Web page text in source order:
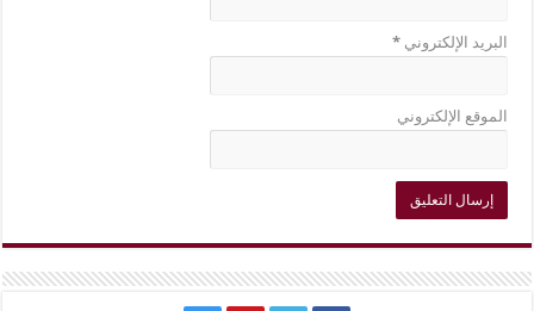
البريد الإلكتروني*
الموقع الإلكتروني